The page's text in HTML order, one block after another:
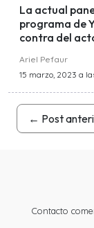
La actual
programa de
contra del
Ariel Pefaur
15 marzo, 2023 a
← Post
Contacto